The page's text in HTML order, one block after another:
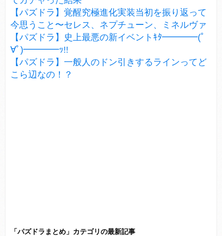
【パズドラ】覚醒究極進化実装当初を振り返って
今思うこと〜セレス、ネプチューン、ミネルヴァ
【パズドラ】史上最悪の新イベントｷﾀ━━━━(ﾟ
∀ﾟ)━━━━ｯ!!
【パズドラ】一般人のドン引きするラインってど
こら辺なの！？
「パズドラまとめ」カテゴリの最新記事